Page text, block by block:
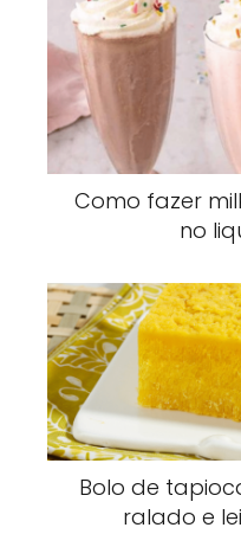
Como fazer
no
Bolo de
ralado e